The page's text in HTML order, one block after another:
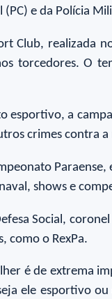
e da Polícia
Club, realizada
torcedores. O
esportivo, a
crimes contra
shows e
Social,
como o RexPa.
é de extrema
ele esportivo